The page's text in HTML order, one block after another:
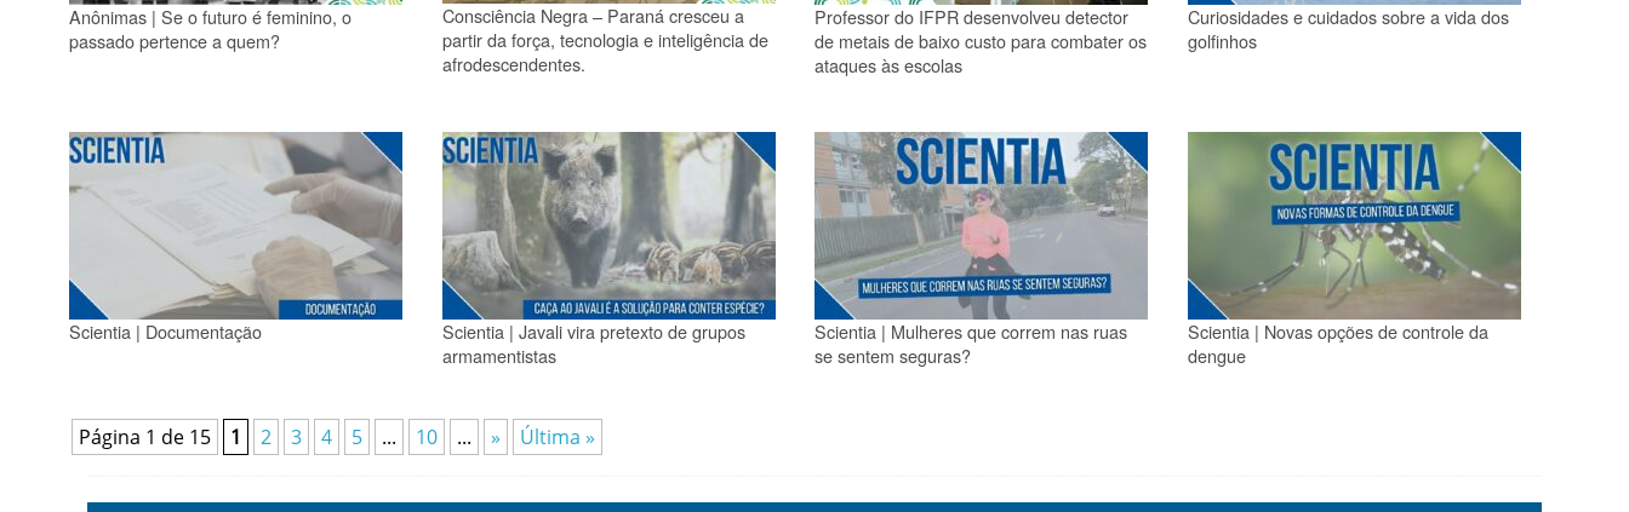
Anônimas | Se o futuro é feminino, o
passado pertence a quem?
Consciência Negra – Paraná cresceu a
partir da força, tecnologia e inteligência de
afrodescendentes.
Professor do IFPR desenvolveu detector
de metais de baixo custo para combater os
ataques às escolas
Curiosidades e cuidados sobre a vida dos
golfinhos
Scientia | Documentação
Scientia | Javali vira pretexto de grupos
armamentistas
Scientia | Mulheres que correm nas ruas
se sentem seguras?
Scientia | Novas opções de controle da
dengue
Página 1 de 15 1 2 3 4 5 ... 10 ... » Última »